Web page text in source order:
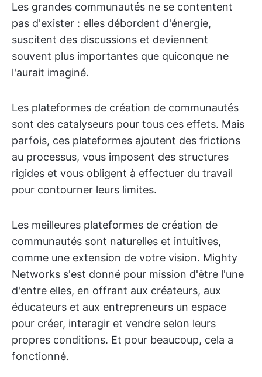
Les grandes communautés ne se contentent
pas d'exister : elles débordent d'énergie,
suscitent des discussions et deviennent
souvent plus importantes que quiconque ne
l'aurait imaginé.
Les plateformes de création de communautés
sont des catalyseurs pour tous ces effets. Mais
parfois, ces plateformes ajoutent des frictions
au processus, vous imposent des structures
rigides et vous obligent à effectuer du travail
pour contourner leurs limites.
Les meilleures plateformes de création de
communautés sont naturelles et intuitives,
comme une extension de votre vision. Mighty
Networks s'est donné pour mission d'être l'une
d'entre elles, en offrant aux créateurs, aux
éducateurs et aux entrepreneurs un espace
pour créer, interagir et vendre selon leurs
propres conditions. Et pour beaucoup, cela a
fonctionné.